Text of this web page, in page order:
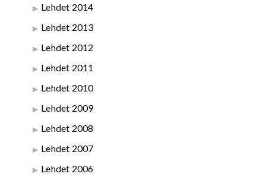
Lehdet 2014
Lehdet 2013
Lehdet 2012
Lehdet 2011
Lehdet 2010
Lehdet 2009
Lehdet 2008
Lehdet 2007
Lehdet 2006